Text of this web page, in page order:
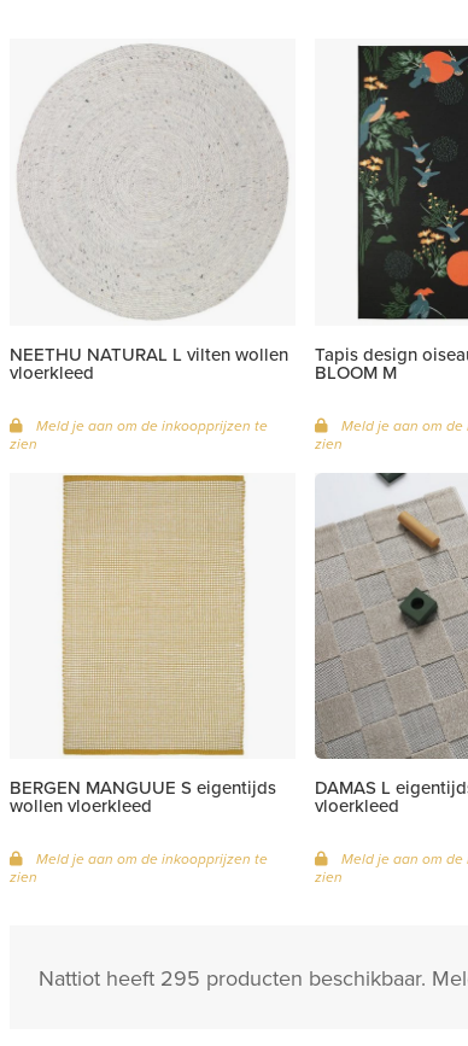
NEETHU NATURAL L vilten wollen
vloerkleed
Meld je aan om de inkoopprijzen te
zien
Tapis design
BLOOM M
Meld je aan om
zien
BERGEN MANGUUE S eigentijds
wollen vloerkleed
Meld je aan om de inkoopprijzen te
zien
DAMAS L
vloerkleed
Meld je aan om
zien
Nattiot heeft 295 producten beschikbaar.